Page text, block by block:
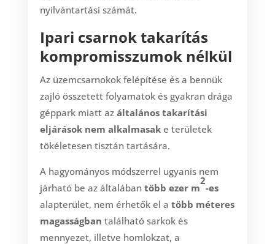
nyilvántartási számát.
Ipari csarnok takarítás
kompromisszumok nélkül
Az üzemcsarnokok felépítése és a bennük
zajló összetett folyamatok és gyakran drága
géppark miatt az általános takarítási
eljárások nem alkalmasake területek
tökéletesen tisztán tartására.
A hagyományos módszerrel ugyanis nem
járható be az általában több ezer m
2
-es
alapterület, nem érhetők el a több méteres
magasságban található sarkok és
mennyezet, illetve homlokzat, a